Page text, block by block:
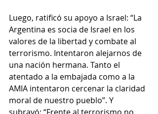
Luego, ratificó su apoyo a Israel: “La
Argentina es socia de Israel en los
valores de la libertad y combate al
terrorismo. Intentaron alejarnos de
una nación hermana. Tanto el
atentado a la embajada como a la
AMIA intentaron cercenar la claridad
moral de nuestro pueblo”. Y